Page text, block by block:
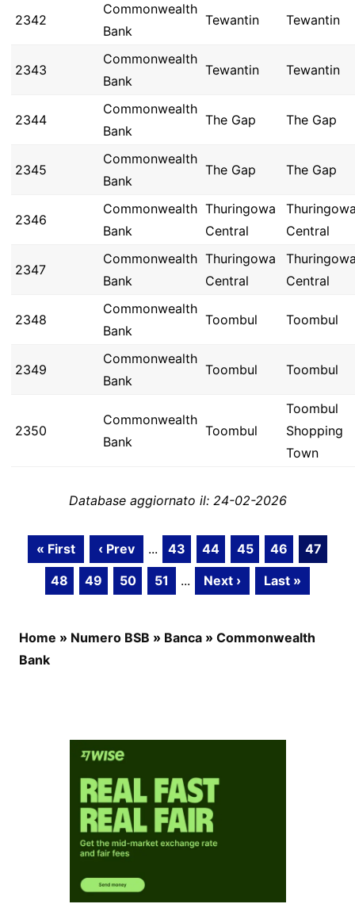
2342
Commonwealth
Bank
Tewantin Tewantin
2343
Commonwealth
Bank
Tewantin Tewantin
2344
Commonwealth
Bank
The Gap The Gap
2345
Commonwealth
Bank
The Gap The Gap
2346
Commonwealth
Bank
Thuringowa
Central
Central
2347
Commonwealth
Bank
Thuringowa
Central
Central
2348
Commonwealth
Bank
Toombul Toombul
2349
Commonwealth
Bank
Toombul Toombul
2350
Commonwealth
Bank
Toombul
Toombul
Shopping
Town
Database aggiornato il: 24-02-2026
« First ‹ Prev ... 43 44 45 46
47
48
49 50 51 ... Next › Last »
Home » Numero BSB » Banca » Commonwealth
Bank